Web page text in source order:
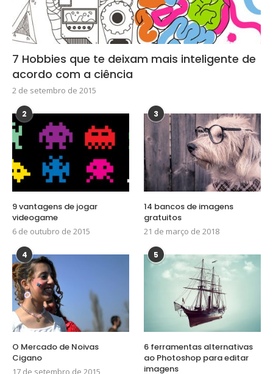
7 Hobbies que te deixam mais inteligente de
acordo com a ciência
2 de setembro de 2015
2
9 vantagens de jogar
videogame
6 de outubro de 2015
3
14 bancos de imagens
gratuitos
21 de março de 2018
4
O Mercado de Noivas
Cigano
5
6 ferramentas alternativas
ao Photoshop para editar
imagens